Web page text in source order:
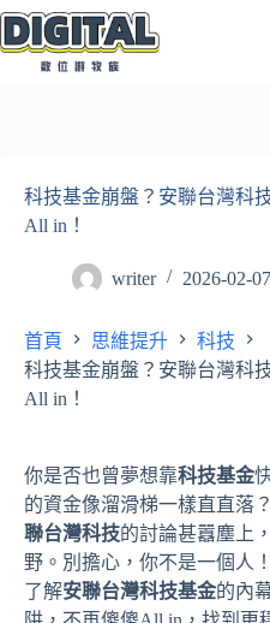
跳
至
科技基金崩盤？安聯台灣科
All in！
writer 2026-02-07
首頁 思維提升
科技
科技基金崩盤？安聯台灣科
All in！
你是否也曾夢想靠科技基金
的資金像溜滑梯一樣直直落
聯台灣科技的討論甚囂塵上
野。別擔心，你不是一個人
了解安聯台灣科技基金的內